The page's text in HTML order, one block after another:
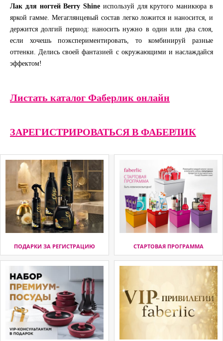
Лак для ногтей Berry Shine используй для крутого маникюра в
яркой гамме. Мегаглянцевый состав легко ложится и наносится, и
держится долгий период: наносить нужно в один или два слоя,
если хочешь поэкспериментировать, то комбинируй разные
оттенки. Делись своей фантазией с окружающими и наслаждайся
эффектом!
Листать каталог Фаберлик онлайн
ЗАРЕГИСТРИРОВАТЬСЯ В ФАБЕРЛИК
ПОДАРКИ ЗА РЕГИСТРАЦИЮ СТАРТОВАЯ ПРОГРАММА